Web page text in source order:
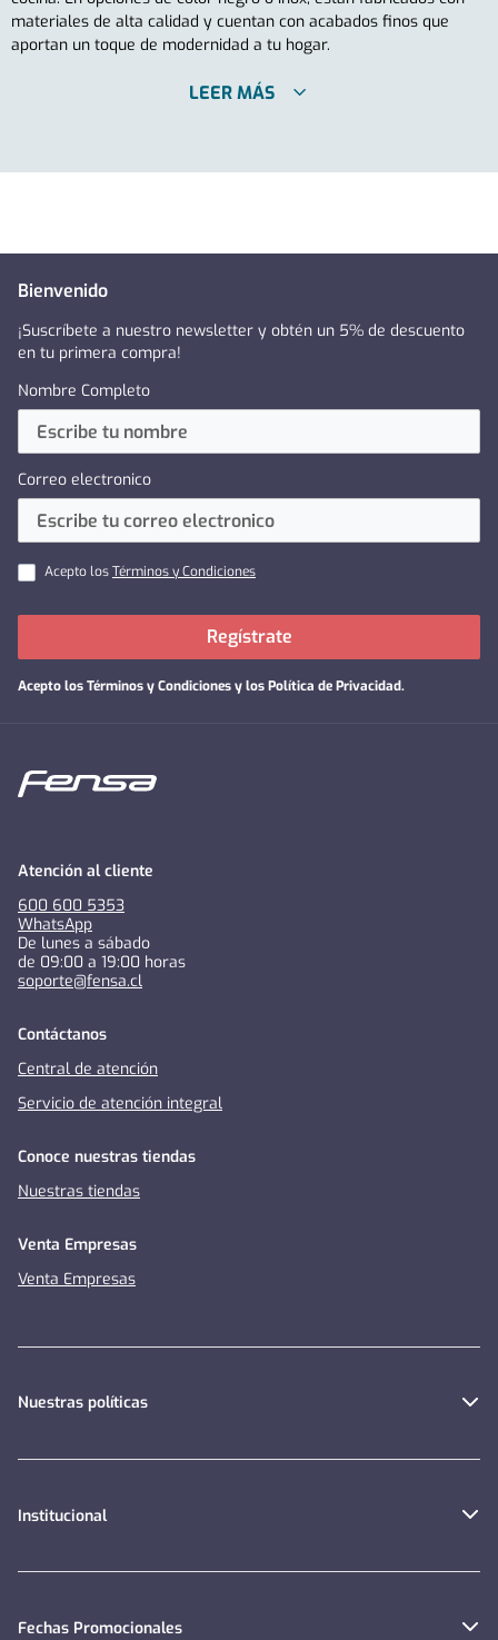
materiales de alta calidad y cuentan con acabados finos que
aportan un toque de modernidad a tu hogar.
LEER MÁS
Bienvenido
¡Suscríbete a nuestro newsletter y obtén un 5% de descuento
en tu primera compra!
Nombre Completo
Correo electronico
Acepto losTérminos y Condiciones
Acepto losTérminos y Condiciones y los Política de Privacidad.
Regístrate
Atención al cliente
600 600 5353
WhatsApp
De lunes a sábado
de 09:00 a 19:00 horas
soporte@fensa.cl
Contáctanos
Central de atención
Servicio de atención integral
Conoce nuestras tiendas
Nuestras tiendas
Venta Empresas
Venta Empresas
Nuestras políticas
Institucional
Fechas Promocionales